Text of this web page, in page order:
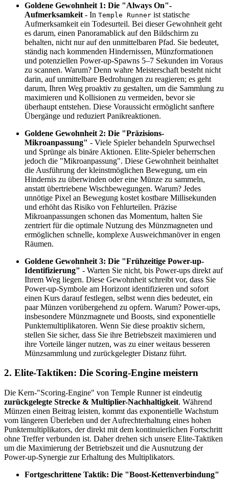
Goldene Gewohnheit 1: Die "Always On"-
Aufmerksamkeit - In Temple Runner ist statische
Aufmerksamkeit ein Todesurteil. Bei dieser Gewohnheit geht
es darum, einen Panoramablick auf den Bildschirm zu
behalten, nicht nur auf den unmittelbaren Pfad. Sie bedeutet,
ständig nach kommenden Hindernissen, Münzformationen
und potenziellen Power-up-Spawns 5–7 Sekunden im Voraus
zu scannen. Warum? Denn wahre Meisterschaft besteht nicht
darin, auf unmittelbare Bedrohungen zu reagieren; es geht
darum, Ihren Weg proaktiv zu gestalten, um die Sammlung zu
maximieren und Kollisionen zu vermeiden, bevor sie
überhaupt entstehen. Diese Voraussicht ermöglicht sanftere
Übergänge und reduziert Panikreaktionen.
Goldene Gewohnheit 2: Die "Präzisions-
Mikroanpassung" - Viele Spieler behandeln Spurwechsel
und Sprünge als binäre Aktionen. Elite-Spieler beherrschen
jedoch die "Mikroanpassung". Diese Gewohnheit beinhaltet
die Ausführung der kleinstmöglichen Bewegung, um ein
Hindernis zu überwinden oder eine Münze zu sammeln,
anstatt übertriebene Wischbewegungen. Warum? Jedes
unnötige Pixel an Bewegung kostet kostbare Millisekunden
und erhöht das Risiko von Fehlurteilen. Präzise
Mikroanpassungen schonen das Momentum, halten Sie
zentriert für die optimale Nutzung des Münzmagneten und
ermöglichen schnelle, komplexe Ausweichmanöver in engen
Räumen.
Goldene Gewohnheit 3: Die "Frühzeitige Power-up-
Identifizierung" - Warten Sie nicht, bis Power-ups direkt auf
Ihrem Weg liegen. Diese Gewohnheit schreibt vor, dass Sie
Power-up-Symbole am Horizont identifizieren und sofort
einen Kurs darauf festlegen, selbst wenn dies bedeutet, ein
paar Münzen vorübergehend zu opfern. Warum? Power-ups,
insbesondere Münzmagnete und Boosts, sind exponentielle
Punktemultiplikatoren. Wenn Sie diese proaktiv sichern,
stellen Sie sicher, dass Sie ihre Betriebszeit maximieren und
ihre Vorteile länger nutzen, was zu einer weitaus besseren
Münzsammlung und zurückgelegter Distanz führt.
2. Elite-Taktiken: Die Scoring-Engine meistern
Die Kern-"Scoring-Engine" von Temple Runner ist eindeutig
zurückgelegte Strecke & Multiplier-Nachhaltigkeit. Während
Münzen einen Beitrag leisten, kommt das exponentielle Wachstum
vom längeren Überleben und der Aufrechterhaltung eines hohen
Punktemultiplikators, der direkt mit dem kontinuierlichen Fortschritt
ohne Treffer verbunden ist. Daher drehen sich unsere Elite-Taktiken
um die Maximierung der Betriebszeit und die Ausnutzung der
Power-up-Synergie zur Erhaltung des Multiplikators.
Fortgeschrittene Taktik: Die "Boost-Kettenverbindung"